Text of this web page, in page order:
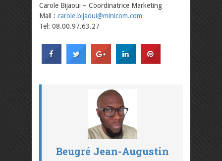
Carole Bijaoui – Coordinatrice Marketing
Mail : carole.bijaoui@minicom.com
Tel: 08.00.97.63.27
Beugré Jean-Augustin